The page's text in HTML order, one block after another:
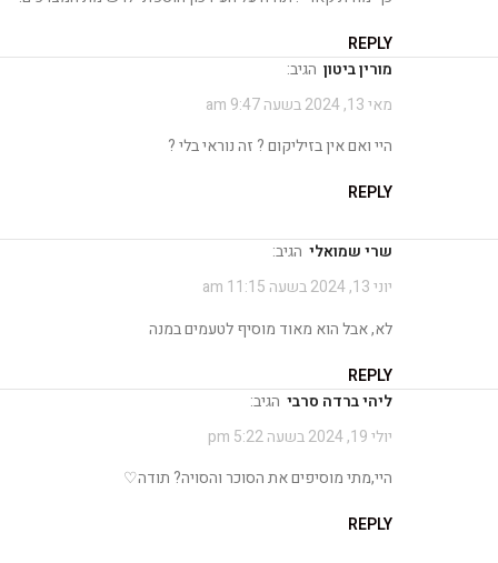
REPLY
מורין ביטון הגיב:
מאי 13, 2024 בשעה 9:47 am
היי ואם אין בזיליקום ? זה נוראי בלי ?
REPLY
שרי שמואלי הגיב:
יוני 13, 2024 בשעה 11:15 am
לא, אבל הוא מאוד מוסיף לטעמים במנה
REPLY
ליהי ברדה סרבי הגיב:
יולי 19, 2024 בשעה 5:22 pm
היי,מתי מוסיפים את הסוכר והסויה? תודה♡
REPLY